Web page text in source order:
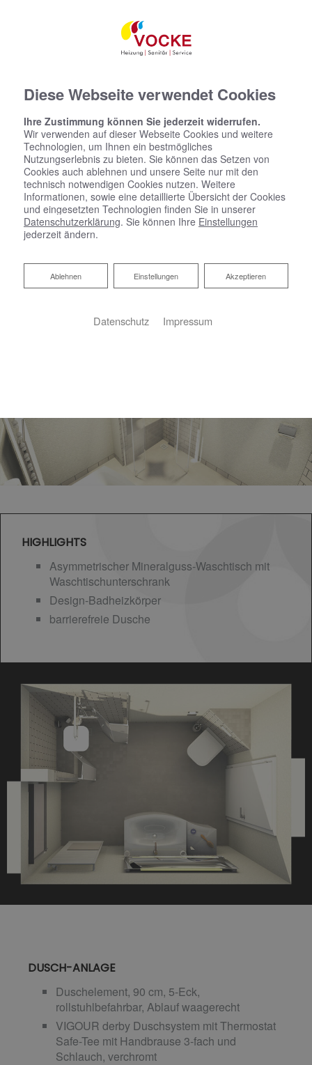
Startseite»Bad»Badinspiration & Musterbäder
Premium-Bad 4,6 ㎡
HIGHLIGHTS
Asymmetrischer Mineralguss-Waschtisch mit
Waschtischunterschrank
Design-Badheizkörper
barrierefreie Dusche
DUSCH-ANLAGE
Duschelement, 90 cm, 5-Eck,
rollstuhlbefahrbar, Ablauf waagerecht
VIGOUR derby Duschsystem mit Thermostat
Safe-Tee mit Handbrause 3-fach und
Schlauch, verchromt
Diese Webseite verwendet Cookies
Ihre Zustimmung können Sie jederzeit widerrufen.
Wir verwenden auf dieser Webseite Cookies und weitere
Technologien, um Ihnen ein bestmögliches
Nutzungserlebnis zu bieten. Sie können das Setzen von
Cookies auch ablehnen und unsere Seite nur mit den
technisch notwendigen Cookies nutzen. Weitere
Informationen, sowie eine detaillierte Übersicht der Cookies
und eingesetzten Technologien finden Sie in unserer
Datenschutzerklärung. Sie können Ihre Einstellungen
jederzeit ändern.
Akzeptieren
Einstellungen
Ablehnen
Ablehnen
Datenschutz Impressum